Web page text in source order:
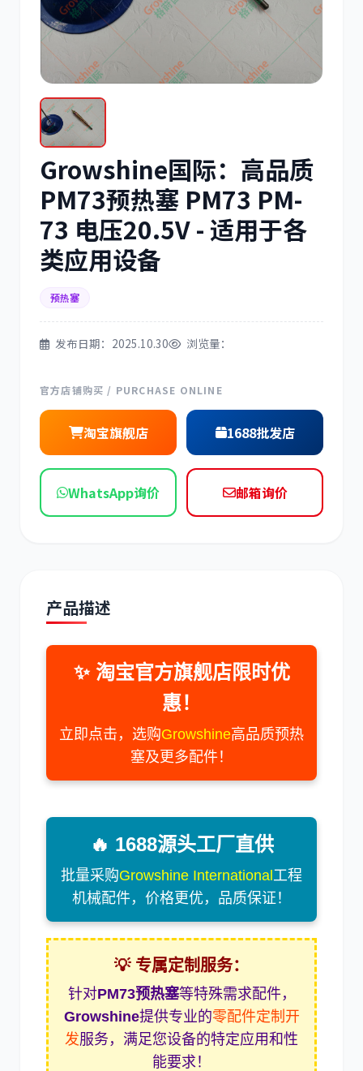
久保田
博世
洋马
神钢
现代 帕金斯
道依茨
斗山 三一
奔驰 加藤
Growshine国际：高品质
PM73预热塞 PM73 PM-
73 电压20.5V - 适用于各
类应用设备
预热塞
发布日期：2025.10.30 浏览量：
官方店铺购买 / PURCHASE ONLINE
淘宝旗舰店 1688批发店
WhatsApp询价 邮箱询价
产品描述
✨ 淘宝官方旗舰店限时优
惠！
立即点击，选购Growshine高品质预热
塞及更多配件！
🔥 1688源头工厂直供
批量采购Growshine International 工程
机械配件，价格更优，品质保证！
💡 专属定制服务：
针对PM73预热塞等特殊需求配件，
Growshine提供专业的零配件定制开
发服务，满足您设备的特定应用和性
能要求！